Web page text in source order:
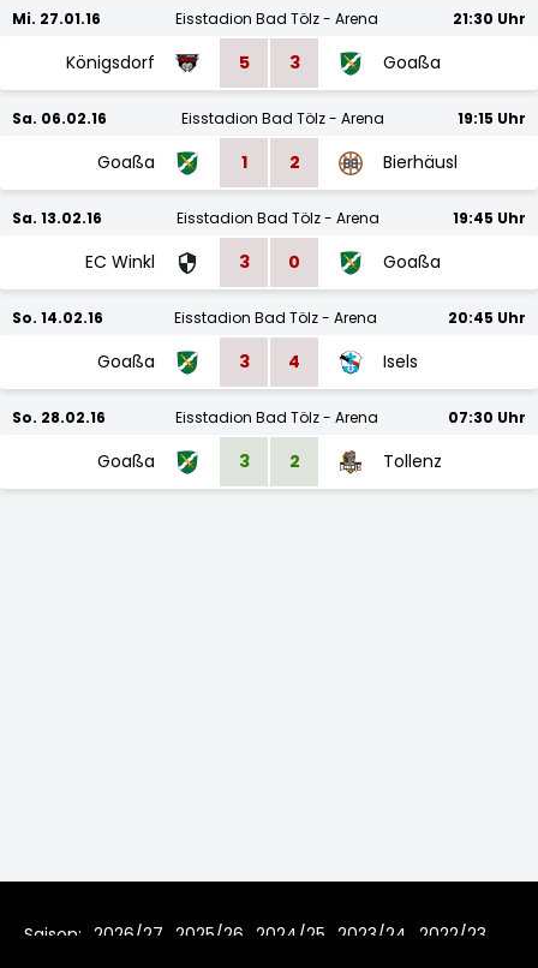
Mi. 27.01.16 Eisstadion Bad Tölz - Arena 21:30 Uhr
Königsdorf 5 3 Goaßa
Sa. 06.02.16 Eisstadion Bad Tölz - Arena 19:15 Uhr
Goaßa 1 2 Bierhäusl
Sa. 13.02.16 Eisstadion Bad Tölz - Arena 19:45 Uhr
EC Winkl 3 0 Goaßa
So. 14.02.16 Eisstadion Bad Tölz - Arena 20:45 Uhr
Goaßa 3 4 Isels
So. 28.02.16 Eisstadion Bad Tölz - Arena 07:30 Uhr
Goaßa 3 2 Tollenz
Saison: 2026/27 2025/26 2024/25 2023/24
2022/23